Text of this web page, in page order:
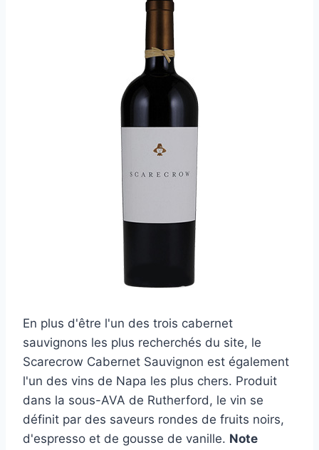
En plus d'être l'un des trois cabernet
sauvignons les plus recherchés du site, le
Scarecrow Cabernet Sauvignon est également
l'un des vins de Napa les plus chers. Produit
dans la sous-AVA de Rutherford, le vin se
définit par des saveurs rondes de fruits noirs,
d'espresso et de gousse de vanille. Note